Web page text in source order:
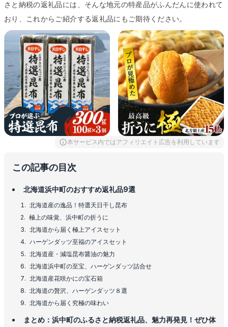
さと納税の返礼品には、そんな地元の特産品がふんだんに使われて
おり、これからご紹介する返礼品にもご期待ください。
本サービス内ではアフィリエイト広告を利用しています
この記事の目次
北海道浜中町のおすすめ返礼品9選
北海道産の逸品！特選天日干し昆布
極上の味覚、浜中町の折うに
北海道から届く極上アイスセット
ハーゲンダッツ至福のアイスセット
北海道産・減塩昆布醤油の魅力
北海道浜中町の至宝、ハーゲンダッツ詰合せ
北海道産花咲かにの宝石箱
北海道の贅沢、ハーゲンダッツ８選
北海道から届く究極の味わい
まとめ：浜中町のふるさと納税返礼品、魅力再発見！ぜひ体